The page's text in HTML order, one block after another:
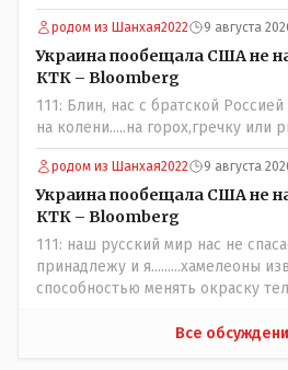
вакцинированных может иметь
прививки. Бумага нужна как
дружащих с школьными курсами
частности биологии и
люди и отказываются и я в том
прививал.Лично я вам и тем
Добровольные действия
частотности появления в
комбинаций генов заслуживают
без того основательно загубили
естественный отбор.
родом из Шанхая2022 9 августа
Украина пообещала США не
КТК – Bloomberg
111: Блин, нас с братской
на колени.....на горох,гречку или
родом из Шанхая2022 9 августа
Украина пообещала США не
КТК – Bloomberg
111: наш русский мир нас не
принадлежу и я.........хамелеоны
способностью менять окраску
Все